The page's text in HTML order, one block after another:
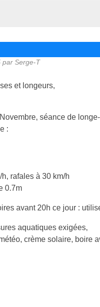
par Serge-T
et longeurs,
séance de
:
rafales à 30 km/h
0.7m
avant 20h ce jour :
aquatiques exigées,
crème solaire, boire